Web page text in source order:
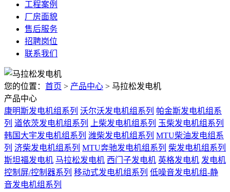
工程案例
厂房面貌
售后服务
招聘岗位
联系我们
您的位置： 首页 > 产品中心 > 马拉松发电机
产品中心
康明斯发电机组系列 沃尔沃发电机组系列 帕金斯发电机组系
列 道依茨发电机组系列 上柴发电机组系列 玉柴发电机组系列
韩国大宇发电机组系列 潍柴发电机组系列 MTU柴油发电组系
列 济柴发电机组系列 MTU奔驰发电机组系列 柴发电机组系列
斯坦福发电机 马拉松发电机 西门子发电机 英格发电机 发电机
控制屏/控制器系列 移动式发电机组系列 低噪音发电机组-静
音发电机组系列